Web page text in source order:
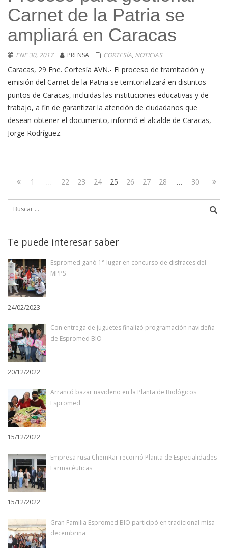
Carnet de la Patria se
ampliará en Caracas
ENE 30, 2017 PRENSA CORTESÍA, NOTICIAS
Caracas, 29 Ene. Cortesía AVN.- El proceso de tramitación y
emisión del Carnet de la Patria se territorializará en distintos
puntos de Caracas, incluidas las instituciones educativas y de
trabajo, a fin de garantizar la atención de ciudadanos que
desean obtener el documento, informó el alcalde de Caracas,
Jorge Rodríguez.
Navegación
de
entradas
page
Page
1 … Page
22 Page
23 Page
24 Page
25 Page
26 Page
27 Page
28 … Page
30
Next
Te puede interesar saber
Espromed ganó 1° lugar en concurso de disfraces del
MPPS
24/02/2023
Con entrega de juguetes finalizó programación navideña
de Espromed BIO
20/12/2022
Arrancó bazar navideño en la Planta de Biológicos
Espromed
15/12/2022
Empresa rusa ChemRar recorrió Planta de Especialidades
Farmacéuticas
15/12/2022
Gran Familia Espromed BIO participó en tradicional misa
decembrina